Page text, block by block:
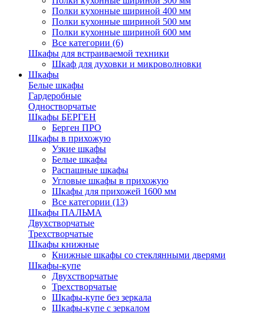
Полки кухонные шириной 400 мм
Полки кухонные шириной 500 мм
Полки кухонные шириной 600 мм
Все категории (6)
Шкафы для встраиваемой техники
Шкаф для духовки и микроволновки
Шкафы
Белые шкафы
Гардеробные
Одностворчатые
Шкафы БЕРГЕН
Берген ПРО
Шкафы в прихожую
Узкие шкафы
Белые шкафы
Распашные шкафы
Угловые шкафы в прихожую
Шкафы для прихожей 1600 мм
Все категории (13)
Шкафы ПАЛЬМА
Двухстворчатые
Трехстворчатые
Шкафы книжные
Книжные шкафы со стеклянными дверями
Шкафы-купе
Двухстворчатые
Трехстворчатые
Шкафы-купе без зеркала
Шкафы-купе с зеркалом